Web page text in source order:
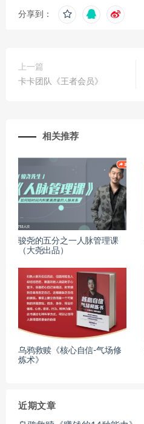
分享到：
上一篇
卡卡团队《王者会员》
相关推荐
骏尧的五分之一人脉管理课
（大尧出品）
乌鸦救赎《核心自信-气场修
炼术》
近期文章